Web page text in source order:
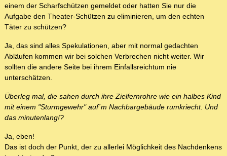
einem der Scharfschützen gemeldet oder hatten Sie nur die
Aufgabe den Theater-Schützen zu eliminieren, um den echten
Täter zu schützen?
Ja, das sind alles Spekulationen, aber mit normal gedachten
Abläufen kommen wir bei solchen Verbrechen nicht weiter. Wir
sollten die andere Seite bei ihrem Einfallsreichtum nie
unterschätzen.
Überleg mal, die sahen durch ihre Zielfernrohre wie ein halbes Kind
mit einem "Sturmgewehr" auf´m Nachbargebäude rumkriecht. Und
das minutenlang!?
Ja, eben!
Das ist doch der Punkt, der zu allerlei Möglichkeit des Nachdenkens